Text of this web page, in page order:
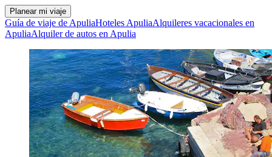
Planear mi viaje
Guía de viaje de ApuliaHoteles ApuliaAlquileres vacacionales en
ApuliaAlquiler de autos en Apulia